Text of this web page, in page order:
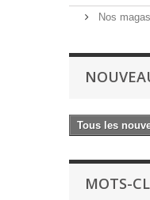
Nos
Tous les
MOTS-